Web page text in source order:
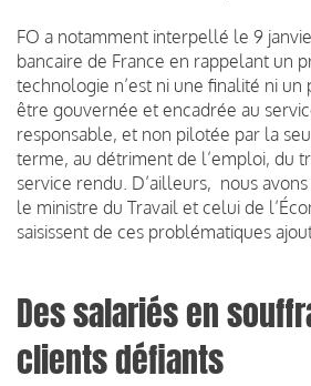
FO a notamment interpellé le 9
bancaire de France en rappelant un
technologie n’est ni une finalité ni
être gouvernée et encadrée au
responsable, et non pilotée par la
terme, au détriment de l’emploi, du
service rendu. D’ailleurs, nous
le ministre du Travail et celui de
saisissent de ces problématiques
Des salariés en
clients défiants